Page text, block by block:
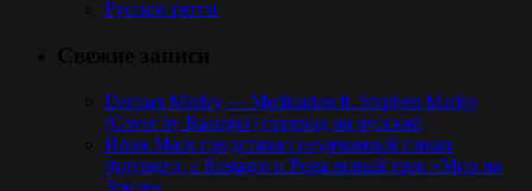
Русское регги
Damian Marley — Medication ft. Stephen Marley
(Cover by Rastagor) перевод на русский
Илон Маск представил неуязвимый пикап
будущего, а Rastagor и Poga новый трек «Мир на
Земле»